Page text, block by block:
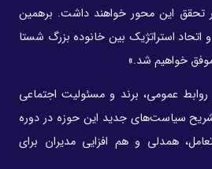
این محور خواهند داشت. برهمین
اتحاد استراتژیک بین خانوده بزرگ شستا
خواهیم شد.»
عمومی، برند و مسئولیت اجتماعی
سیاست‌های جدید این حوزه در دوره
همدلی و هم افزایی مدیران برای